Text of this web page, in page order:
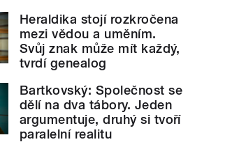
Heraldika stojí rozkročena
mezi vědou a uměním.
Svůj znak může mít každý,
tvrdí genealog
Bartkovský: Společnost se
dělí na dva tábory. Jeden
argumentuje, druhý si tvoří
paralelní realitu